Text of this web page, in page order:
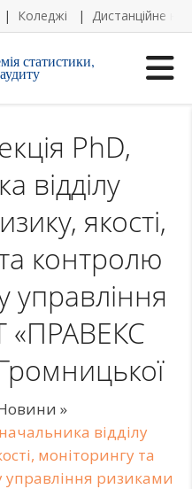
Коледжі Дистанційне
статистики,
PhD,
відділу
якості,
контролю
управління
«ПРАВЕКС
»
відділу
моніторингу та
ризиками